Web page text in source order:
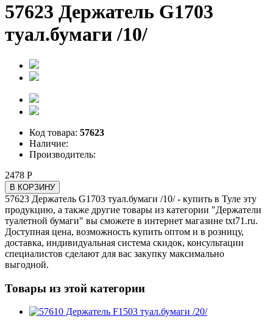
57623 Держатель G1703
туал.бумаги /10/
Код товара: 57623
Наличие:
Производитель:
2478 Р
В КОРЗИНУ
57623 Держатель G1703 туал.бумаги /10/ - купить в Туле эту
продукцию, а также другие товары из категории "Держатели
туалетной бумаги" вы сможете в интернет магазине txt71.ru.
Доступная цена, возможность купить оптом и в розницу,
доставка, индивидуальная система скидок, консультации
специалистов сделают для вас закупку максимально
выгодной.
Товары из этой категории